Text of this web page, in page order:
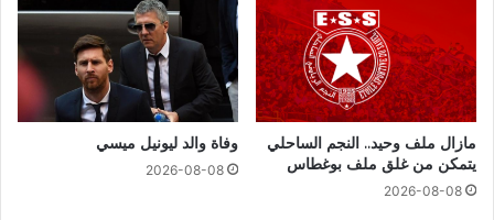
مازال ملف وحيد.. النجم الساحلي
يتمكن من غلق ملف بوغطاس
2026-08-08
وفاة والد ليونيل ميسي
2026-08-08